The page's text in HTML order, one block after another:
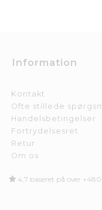
Information
Kontakt
Ofte stillede
Handelsbetingelser
Fortrydelsesret
Retur
Om os
4,7 baseret på over